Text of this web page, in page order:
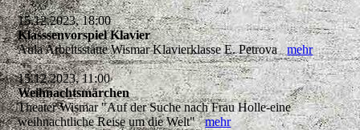
15.12.2023, 18:00
Klasssenvorspiel Klavier
Aula Arbeitsstätte Wismar Klavierklasse E. Petrovamehr
15.12.2023, 11:00
Weihnachtsmärchen
Theater Wismar "Auf der Suche nach Frau Holle-eine
weihnachtliche Reise um die Welt"mehr